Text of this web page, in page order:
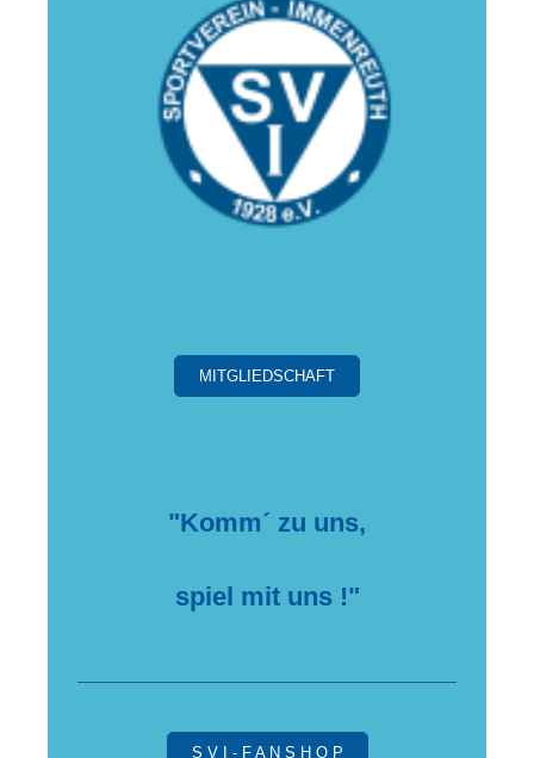
MITGLIEDSCHAFT
"Komm´ zu uns,
spiel mit uns !"
S V I - F A N S H O P